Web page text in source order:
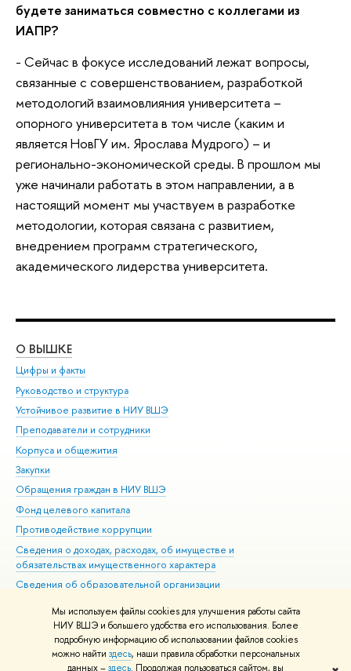
Мы используем файлы cookies для улучшения работы сайта
НИУ ВШЭ и большего удобства его использования. Более
подробную информацию об использовании файлов cookies
можно найти здесь, наши правила обработки персональных
данных –здесь. Продолжая пользоваться сайтом, вы
будете заниматься совместно с коллегами из
ИАПР?
- Сейчас в фокусе исследований лежат вопросы,
связанные с совершенствованием, разработкой
методологий взаимовлияния университета –
опорного университета в том числе (каким и
является НовГУ им. Ярослава Мудрого) – и
регионально-экономической среды. В прошлом мы
уже начинали работать в этом направлении, а в
настоящий момент мы участвуем в разработке
методологии, которая связана с развитием,
внедрением программ стратегического,
академического лидерства университета.
О ВЫШКЕ
Цифры и факты
Руководство и структура
Устойчивое развитие в НИУ ВШЭ
Преподаватели и сотрудники
Корпуса и общежития
Закупки
Обращения граждан в НИУ ВШЭ
Фонд целевого капитала
Противодействие коррупции
Сведения о доходах, расходах, об имуществе и
обязательствах имущественного характера
Сведения об образовательной организации
Людям с ограниченными возможностями здоровья
Единая платежная страница
Работа в Вышке